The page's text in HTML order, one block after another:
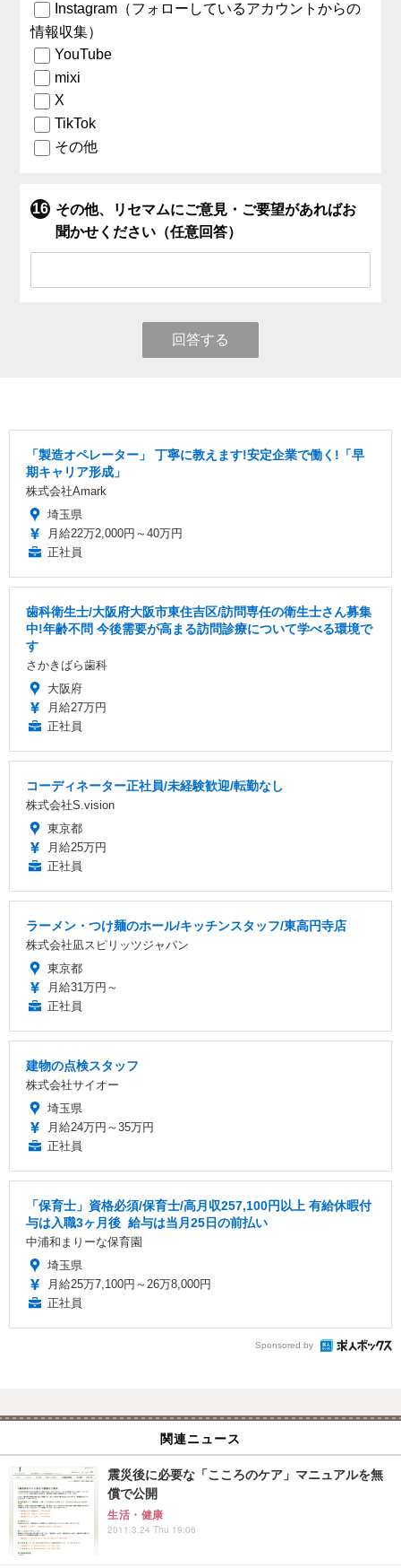
Instagram（フォローしているアカウントからの
情報収集）
YouTube
mixi
X
TikTok
その他
その他、リセマムにご意見・ご要望があればお
聞かせください（任意回答）
回答する
「製造オペレーター」 丁寧に教えます!安定企業で働く!「早
期キャリア形成」
株式会社Amark
埼玉県
月給22万2,000円～40万円
正社員
歯科衛生士/大阪府大阪市東住吉区/訪問専任の衛生士さん募集
中!年齢不問 今後需要が高まる訪問診療について学べる環境で
す
さかきばら歯科
大阪府
月給27万円
正社員
コーディネーター正社員/未経験歓迎/転勤なし
株式会社S.vision
東京都
月給25万円
正社員
ラーメン・つけ麺のホール/キッチンスタッフ/東高円寺店
株式会社凪スピリッツジャパン
東京都
月給31万円～
正社員
建物の点検スタッフ
株式会社サイオー
埼玉県
月給24万円～35万円
正社員
「保育士」資格必須/保育士/️高月収257,100円以上 ️有給休暇付
与は入職3ヶ月後 ️ 給与は当月25日の前払い
中浦和まりーな保育園
埼玉県
月給25万7,100円～26万8,000円
正社員
Sponsored by
関連ニュース
震災後に必要な「こころのケア」マニュアルを無
償で公開
生活・健康
2011.3.24 Thu 19:06